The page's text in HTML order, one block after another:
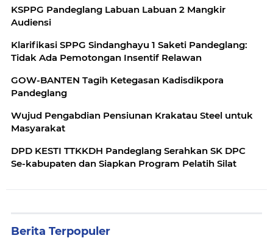
KSPPG Pandeglang Labuan Labuan 2 Mangkir
Audiensi
Klarifikasi SPPG Sindanghayu 1 Saketi Pandeglang:
Tidak Ada Pemotongan Insentif Relawan
GOW-BANTEN Tagih Ketegasan Kadisdikpora
Pandeglang
Wujud Pengabdian Pensiunan Krakatau Steel untuk
Masyarakat
DPD KESTI TTKKDH Pandeglang Serahkan SK DPC
Se-kabupaten dan Siapkan Program Pelatih Silat
Berita Terpopuler